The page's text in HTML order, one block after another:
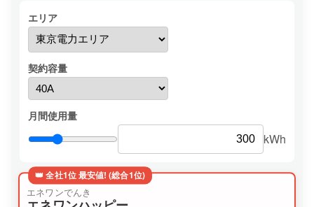
エリア
契約容量
月間使用量
kWh
👑 全社1位 最安値! (総合1位)
エネワンでんき